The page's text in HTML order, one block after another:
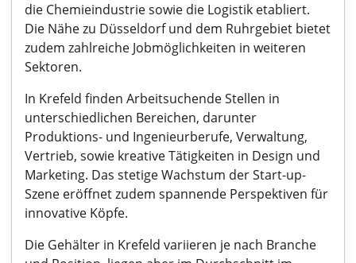
die Chemieindustrie sowie die Logistik etabliert.
Die Nähe zu Düsseldorf und dem Ruhrgebiet bietet
zudem zahlreiche Jobmöglichkeiten in weiteren
Sektoren.
In Krefeld finden Arbeitsuchende Stellen in
unterschiedlichen Bereichen, darunter
Produktions- und Ingenieurberufe, Verwaltung,
Vertrieb, sowie kreative Tätigkeiten in Design und
Marketing. Das stetige Wachstum der Start-up-
Szene eröffnet zudem spannende Perspektiven für
innovative Köpfe.
Die Gehälter in Krefeld variieren je nach Branche